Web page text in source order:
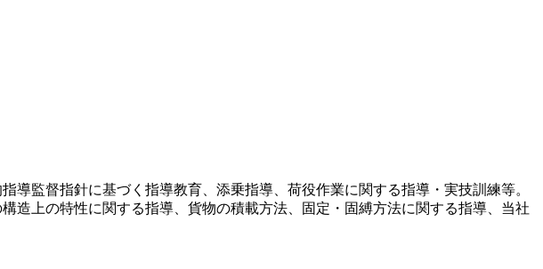
監督指針に基づく指導教育、添乗指導、荷役作業に関する指導・実技訓練等。
造上の特性に関する指導、貨物の積載方法、固定・固縛方法に関する指導、当社